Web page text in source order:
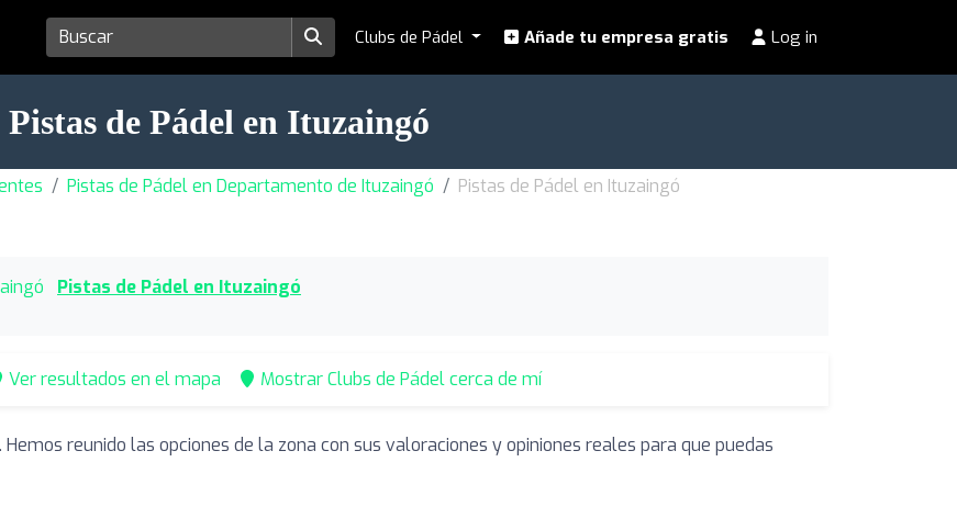
Clubs de Pádel Añade tu empresa gratis Log in
Pistas de Pádel en Ituzaingó
Pistas de Pádel en Departamento de Ituzaingó Pistas de Pádel en Ituzaingó
Pistas de Pádel en Ituzaingó
Ver resultados en el mapa Mostrar Clubs de Pádel cerca de mí
. Hemos reunido las opciones de la zona con sus valoraciones y opiniones reales para que puedas